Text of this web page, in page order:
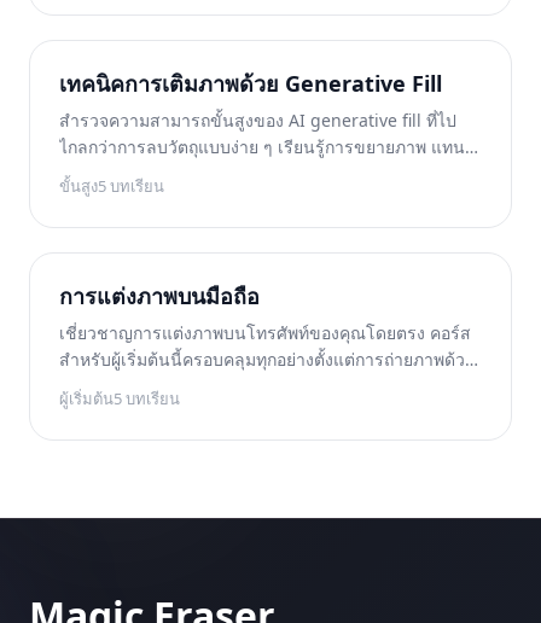
เทคนิคการเติมภาพด้วย Generative Fill
สำรวจความสามารถขั้นสูงของ AI generative fill ที่ไป
ไกลกว่าการลบวัตถุแบบง่าย ๆ เรียนรู้การขยายภาพ แทนที่
วัตถุด้วยเนื้อหาที่สร้างโดย AI เติมเต็มฉากบางส่วน และ
สร้างภาพคอมโพสิตเชิงสร้างสรรค์ที่กลมกลืนไร้รอยต่อ
ขั้นสูง5บทเรียน
การแต่งภาพบนมือถือ
เชี่ยวชาญการแต่งภาพบนโทรศัพท์ของคุณโดยตรง คอร์ส
สำหรับผู้เริ่มต้นนี้ครอบคลุมทุกอย่างตั้งแต่การถ่ายภาพด้วย
กล้องโทรศัพท์ให้ดีขึ้น ไปจนถึงการสร้างเวิร์กโฟลว์การ
แต่งภาพบนมือถือที่มีประสิทธิภาพเพื่อผลลัพธ์ระดับมือ
อาชีพอย่างรวดเร็ว
ผู้เริ่มต้น5บทเรียน